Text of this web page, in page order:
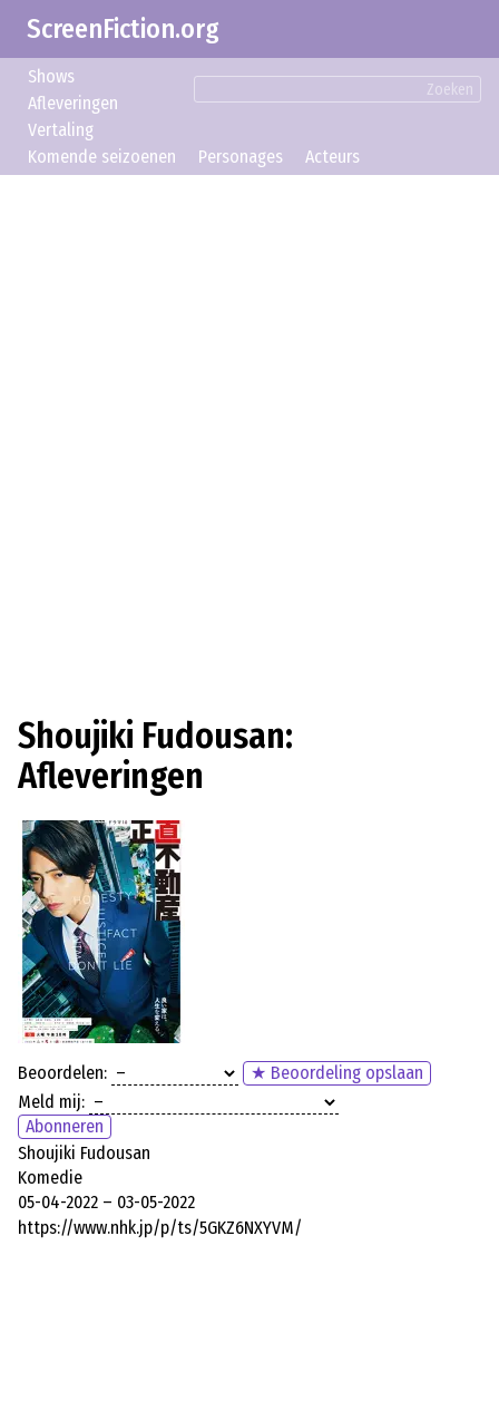
ScreenFiction.org
Zoeken
Shows
Afleveringen
Vertaling
Komende seizoenen
Personages Acteurs
Shoujiki Fudousan:
Afleveringen
Beoordelen:
★ Beoordeling opslaan
Meld mij:
Abonneren
Shoujiki Fudousan
Komedie
05-04-2022 – 03-05-2022
https://www.nhk.jp/p/ts/5GKZ6NXYVM/